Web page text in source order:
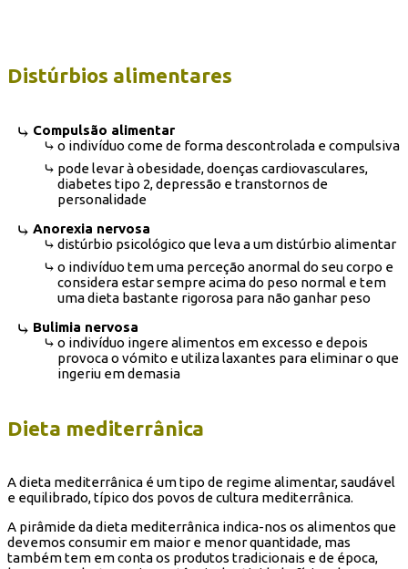
Distúrbios alimentares
Compulsão alimentar
o indivíduo come de forma descontrolada e compulsiva
pode levar à obesidade, doenças cardiovasculares,
diabetes tipo 2, depressão e transtornos de
personalidade
Anorexia nervosa
distúrbio psicológico que leva a um distúrbio alimentar
o indivíduo tem uma perceção anormal do seu corpo e
considera estar sempre acima do peso normal e tem
uma dieta bastante rigorosa para não ganhar peso
Bulimia nervosa
o indivíduo ingere alimentos em excesso e depois
provoca o vómito e utiliza laxantes para eliminar o que
ingeriu em demasia
Dieta mediterrânica
A dieta mediterrânica é um tipo de regime alimentar, saudável
e equilibrado, típico dos povos de cultura mediterrânica.
A pirâmide da dieta mediterrânica indica-nos os alimentos que
devemos consumir em maior e menor quantidade, mas
também tem em conta os produtos tradicionais e de época,